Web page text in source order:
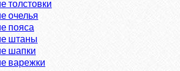
толстовки
очелья
пояса
штаны
шапки
варежки